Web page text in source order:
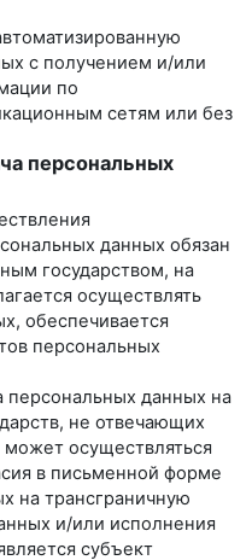
с получением и/или
по
сетям или без
персональных
данных обязан
государством, на
осуществлять
обеспечивается
персональных
персональных данных на
не отвечающих
осуществляться
в письменной форме
на трансграничную
и/или исполнения
субъект